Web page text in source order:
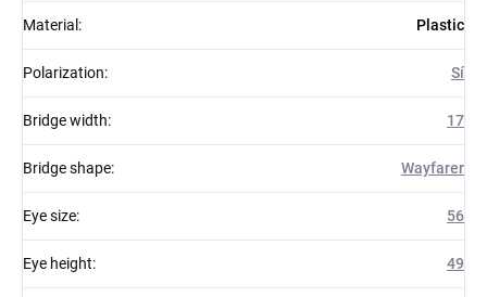
Material : Plastic
Polarization: Sí
Bridge width: 17
Bridge shape: Wayfarer
Eye size: 56
Eye height: 49